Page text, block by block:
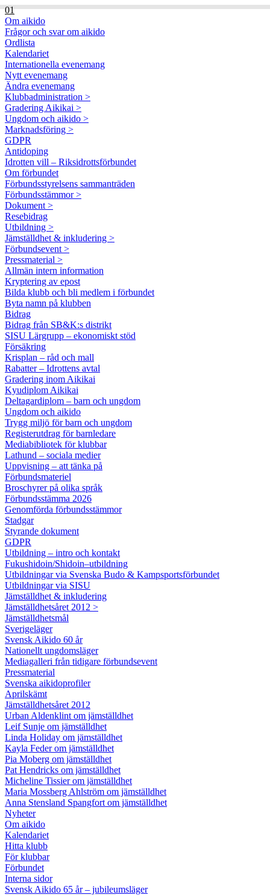
01
Om aikido
Frågor och svar om aikido
Ordlista
Kalendariet
Internationella evenemang
Nytt evenemang
Ändra evenemang
Klubbadministration >
Gradering Aikikai >
Ungdom och aikido >
Marknadsföring >
GDPR
Antidoping
Idrotten vill – Riksidrottsförbundet
Om förbundet
Förbundsstyrelsens sammanträden
Förbundsstämmor >
Dokument >
Resebidrag
Utbildning >
Jämställdhet & inkludering >
Förbundsevent >
Pressmaterial >
Allmän intern information
Kryptering av epost
Bilda klubb och bli medlem i förbundet
Byta namn på klubben
Bidrag
Bidrag från SB&K:s distrikt
SISU Lärgrupp – ekonomiskt stöd
Försäkring
Krisplan – råd och mall
Rabatter – Idrottens avtal
Gradering inom Aikikai
Kyudiplom Aikikai
Deltagardiplom – barn och ungdom
Ungdom och aikido
Trygg miljö för barn och ungdom
Registerutdrag för barnledare
Mediabibliotek för klubbar
Lathund – sociala medier
Uppvisning – att tänka på
Förbundsmateriel
Broschyrer på olika språk
Förbundsstämma 2026
Genomförda förbundsstämmor
Stadgar
Styrande dokument
GDPR
Utbildning – intro och kontakt
Fukushidoin/Shidoin–utbildning
Utbildningar via Svenska Budo & Kampsportsförbundet
Utbildningar via SISU
Jämställdhet & inkludering
Jämställdhetsåret 2012 >
Jämställdhetsmål
Sverigeläger
Svensk Aikido 60 år
Nationellt ungdomsläger
Mediagalleri från tidigare förbundsevent
Pressmaterial
Svenska aikidoprofiler
Aprilskämt
Jämställdhetsåret 2012
Urban Aldenklint om jämställdhet
Leif Sunje om jämställdhet
Linda Holiday om jämställdhet
Kayla Feder om jämställdhet
Pia Moberg om jämställdhet
Pat Hendricks om jämställdhet
Micheline Tissier om jämställdhet
Maria Mossberg Ahlström om jämställdhet
Anna Stensland Spangfort om jämställdhet
Nyheter
Om aikido
Kalendariet
Hitta klubb
För klubbar
Förbundet
Interna sidor
Svensk Aikido 65 år – jubileumsläger